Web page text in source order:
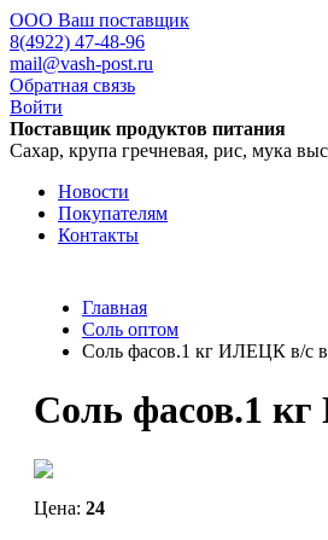
ООО Ваш поставщик
8(4922) 47-48-96
mail@vash-post.ru
Обратная связь
Войти
Поставщик продуктов питания
Сахар, крупа гречневая, рис, мука
Новости
Покупателям
Контакты
Главная
Соль оптом
Cоль фасов.1 кг ИЛЕЦК в/с в
Cоль фасов.1
Цена: 24